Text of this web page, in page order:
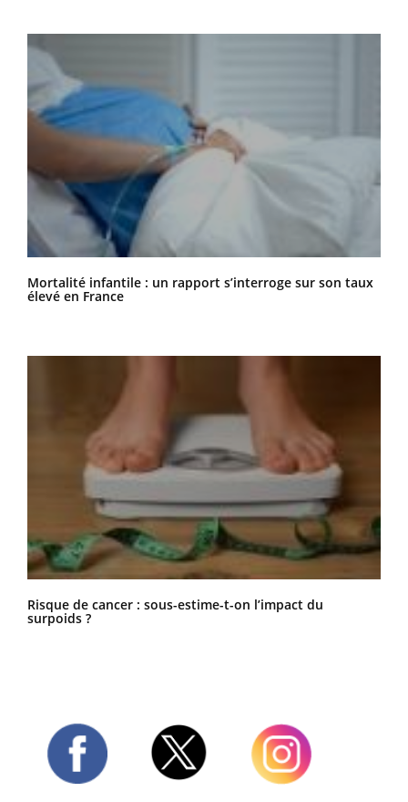
Mortalité infantile : un rapport s’interroge sur son taux
élevé en France
Risque de cancer : sous-estime-t-on l’impact du
surpoids ?